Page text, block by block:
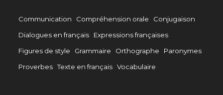
Communication Compréhension orale
Conjugaison
Dialogues en français
Expressions françaises
Figures de style
Grammaire Orthographe
Paronymes
Proverbes Texte en français Vocabulaire